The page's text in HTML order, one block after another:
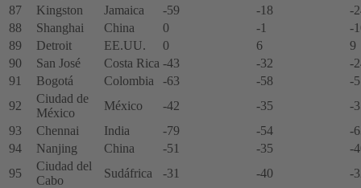
87
Kingston Jamaica -59 -18
-
88
Shanghai China 0 -1
-
89
Detroit EE.UU. 0 6
9
90
San José Costa Rica -43 -32
-
91
Bogotá Colombia -63 -58
-
92
Ciudad de
México
México -42 -35
-
93
Chennai India -79 -54
-
94
Nanjing China -51 -35
-
95
Ciudad del
Cabo
Sudáfrica -31 -40
-